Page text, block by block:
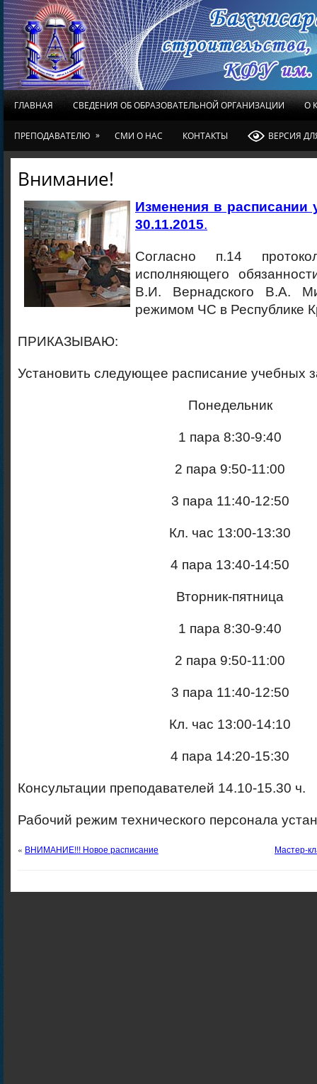
ГЛАВНАЯ СВЕДЕНИЯ ОБ ОБРАЗОВАТЕЛЬНОЙ ОРГАНИЗАЦИИ О
ПРЕПОДАВАТЕЛЮ » СМИ О НАС КОНТАКТЫ ВЕРСИЯ
Внимание!
Изменения в расписании
30.11.2015.
Согласно п.14
исполняющего
В.И. Вернадского В.А.
режимом ЧС в Республике
ПРИКАЗЫВАЮ:
Установить следующее расписание учебных
Понедельник
1 пара 8:30-9:40
2 пара 9:50-11:00
3 пара 11:40-12:50
Кл. час 13:00-13:30
4 пара 13:40-14:50
Вторник-пятница
1 пара 8:30-9:40
2 пара 9:50-11:00
3 пара 11:40-12:50
Кл. час 13:00-14:10
4 пара 14:20-15:30
Консультации преподавателей 14.10-15.30 ч.
Рабочий режим технического персонала
« ВНИМАНИЕ!!! Новое расписание Мастер-